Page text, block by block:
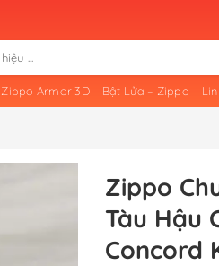
Zippo Armor 3D Bật Lửa – Zippo
Zippo
Tàu Hậu
Concord